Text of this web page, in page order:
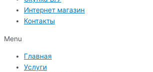
Интернет магазин
Контакты
Menu
Главная
Услуги